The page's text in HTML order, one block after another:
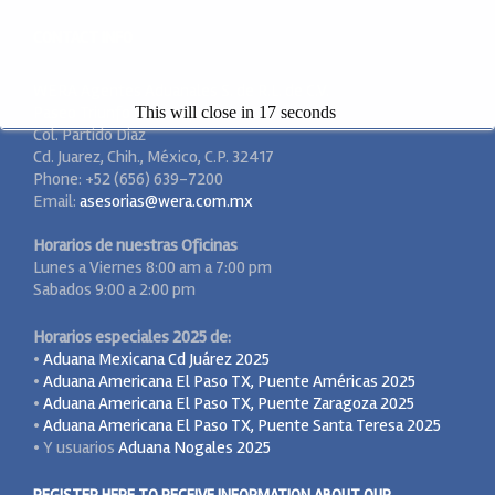
Paseo Triunfo de la República #5511
Col. Partido Diaz
Cd. Juarez, Chih., México, C.P. 32417
Phone: +52 (656) 639-7200
Email: asesorias@wera.com.mx
Horarios de nuestras Oficinas
Lunes a Viernes 8:00 am a 7:00 pm
Sabados 9:00 a 2:00 pm
Horarios especiales 2025 de:
• Aduana Mexicana Cd Juárez 2025
• Aduana Americana El Paso TX, Puente Américas 2025
• Aduana Americana El Paso TX, Puente Zaragoza 2025
• Aduana Americana El Paso TX, Puente Santa Teresa 2025
• Y usuarios Aduana Nogales 2025
This will close in 17seconds